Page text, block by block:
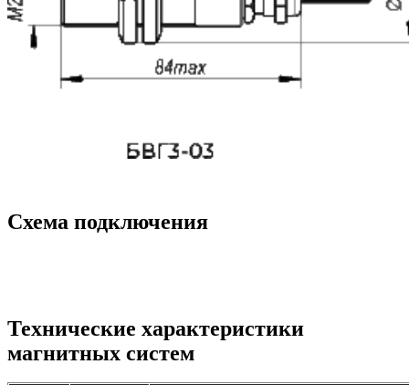
Схема подключения
Технические характеристики
магнитных систем